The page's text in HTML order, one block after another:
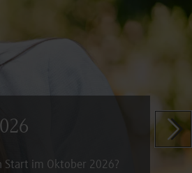
Start im Oktober 2026?
Zeige